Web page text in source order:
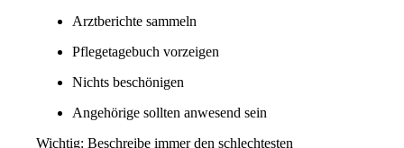
Arztberichte sammeln
Pflegetagebuch vorzeigen
Nichts beschönigen
Angehörige sollten anwesend sein
Wichtig: Beschreibe immer denschlechtesten